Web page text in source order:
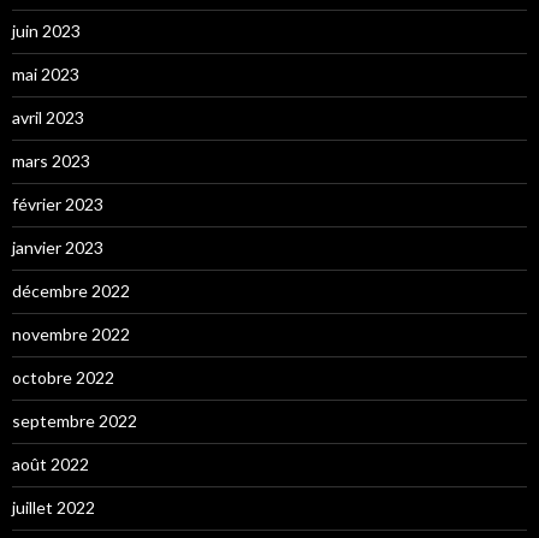
juin 2023
mai 2023
avril 2023
mars 2023
février 2023
janvier 2023
décembre 2022
novembre 2022
octobre 2022
septembre 2022
août 2022
juillet 2022